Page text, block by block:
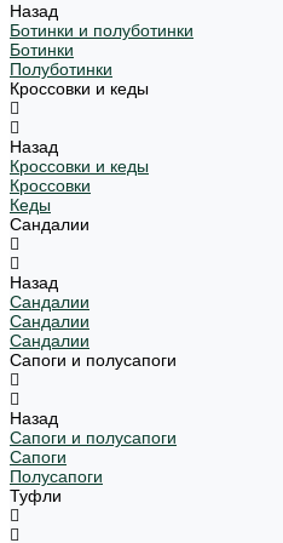
Назад
Ботинки и полуботинки
Ботинки
Полуботинки
Кроссовки и кеды
Назад
Кроссовки и кеды
Кроссовки
Кеды
Сандалии
Назад
Сандалии
Сандалии
Сандалии
Сапоги и полусапоги
Назад
Сапоги и полусапоги
Сапоги
Полусапоги
Туфли